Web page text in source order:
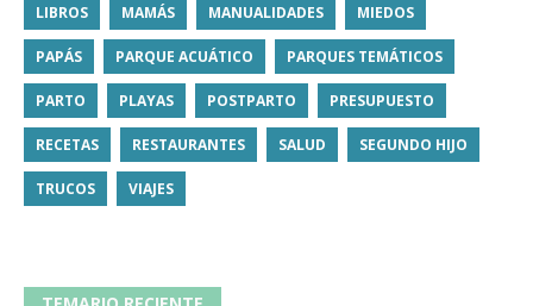
LIBROS MAMÁS MANUALIDADES MIEDOS
PAPÁS PARQUE ACUÁTICO PARQUES TEMÁTICOS
PARTO PLAYAS POSTPARTO PRESUPUESTO
RECETAS RESTAURANTES SALUD SEGUNDO HIJO
TRUCOS VIAJES